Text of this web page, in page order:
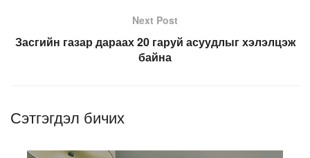
Next Post
Засгийн газар дараах 20 гаруй асуудлыг хэлэлцэж
байна
Сэтгэгдэл бичих